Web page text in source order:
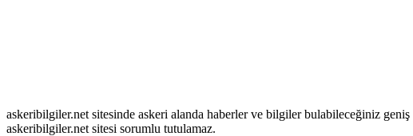
askeribilgiler.net sitesinde askeri alanda haberler ve bilgiler bulabileceğiniz
askeribilgiler.net sitesi sorumlu tutulamaz.